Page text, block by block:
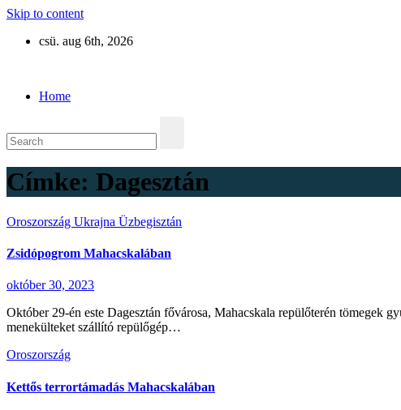
Skip to content
csü. aug 6th, 2026
Home
Címke: Dagesztán
Oroszország Ukrajna Üzbegisztán
Zsidópogrom Mahacskalában
október 30, 2023
Október 29-én este Dagesztán fővárosa, Mahacskala repülőterén tömegek
menekülteket szállító repülőgép…
Oroszország
Kettős terrortámadás Mahacskalában